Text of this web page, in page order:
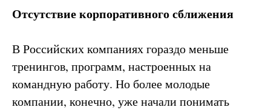
Отсутствие корпоративного сближения
В Российских компаниях гораздо меньше
тренингов, программ, настроенных на
командную работу. Но более молодые
компании, конечно, уже начали понимать